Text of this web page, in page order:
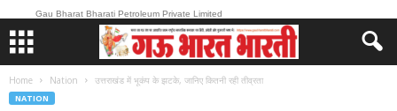
Gau Bharat Bharati Petroleum Private Limited
Home Nation उत्तराखंड में भूकंप के झटके, ​जानिए कितनी रही तीव्रता
NATION